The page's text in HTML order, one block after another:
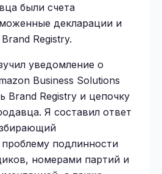
были счета
декларации и
Registry.
уведомление о
Business Solutions
Brand Registry и цепочку
Я составил ответ
подлинности
номерами партий и